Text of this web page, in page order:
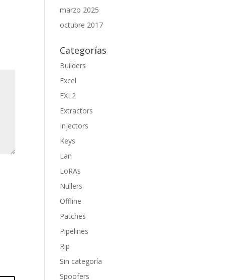
marzo 2025
octubre 2017
Categorías
Builders
Excel
EXL2
Extractors
Injectors
Keys
Lan
LoRAs
Nullers
Offline
Patches
Pipelines
Rip
Sin categoría
Spoofers